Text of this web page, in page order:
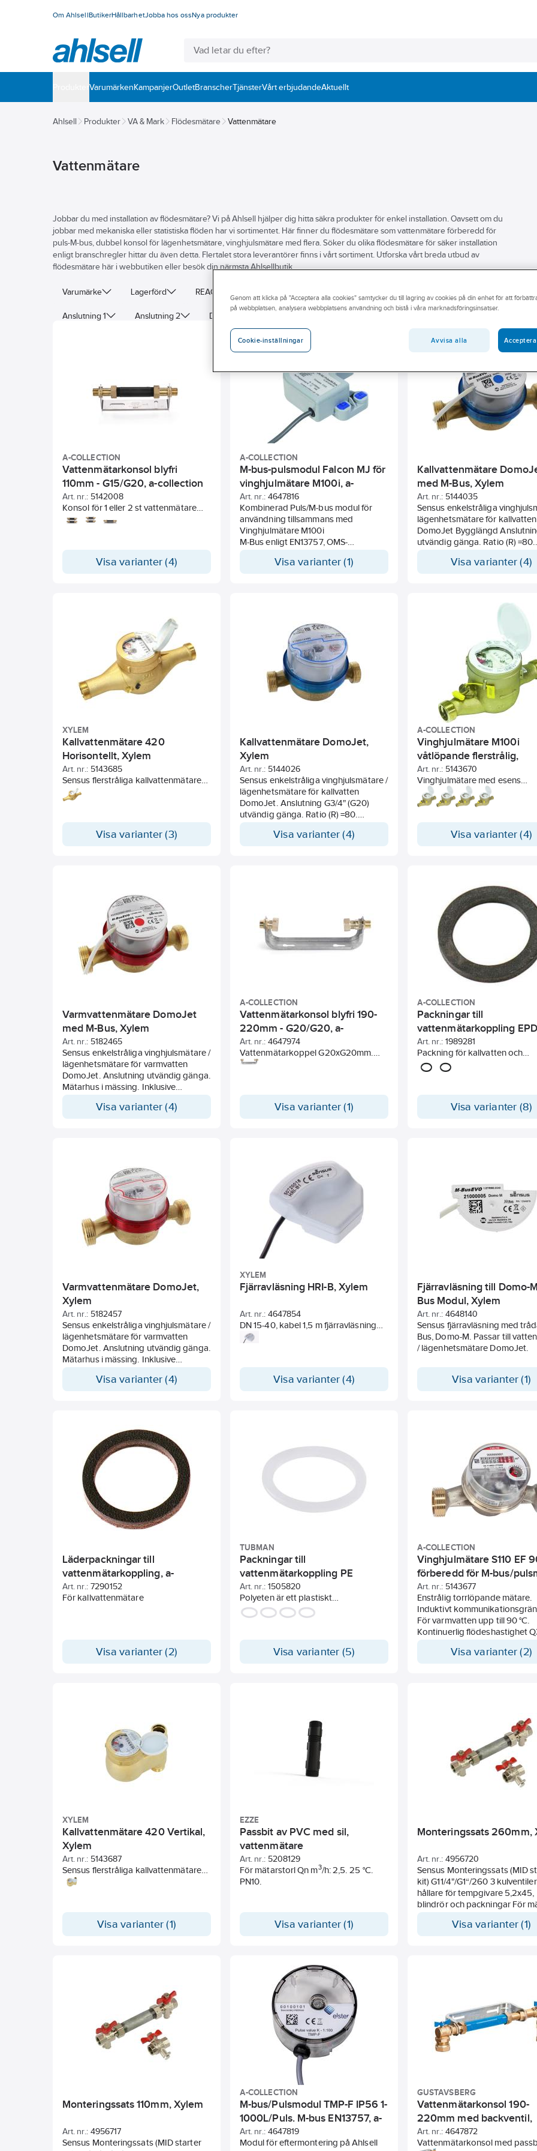
Om AhlsellButikerHållbarhetJobba hos ossNya produkter
VarumärkenKampanjerOutletBranscherTjänsterVårt erbjudandeAktuellt
Ahlsell Produkter VA & Mark Flödesmätare Vattenmätare
Vattenmätare
Jobbar du med installation av flödesmätare? Vi på Ahlsell hjälper dig hitta säkra produkter för enkel installation. Oavsett om du
jobbar med mekaniska eller statistiska flöden har vi sortimentet. Här finner du flödesmätare som vattenmätare förberedd för
puls-M-bus, dubbel konsol för lägenhetsmätare, vinghjulsmätare med flera. Söker du olika flödesmätare för säker installation
enligt branschregler hittar du även detta. Flertalet stora leverantörer finns i vårt sortiment. Utforska vårt breda utbud av
flödesmätare här i webbutiken eller besök din närmsta Ahlsellbutik.
Varumärke Lagerförd REACH – Fri från Kandidatämne
Anslutning 1 Anslutning 2 Dimension anslutning 1
Tryckklass Material hus/kapsling/stomme Permanent flöde (Q3)
A-COLLECTION
Vattenmätarkonsol blyfri
110mm - G15/G20, a-collection
Art. nr.: 5142008
Konsol för 1 eller 2 st vattenmätare
med bygglängd 110mm Q3-2,5, med
eller hög 50mm modell med
Visa varianter (4)
A-COLLECTION
M-bus-pulsmodul Falcon MJ för
vinghjulmätare M100i, a-
collection
Art. nr.: 4647816
Kombinerad Puls/M-bus modul för
användning tillsammans med
Vinghjulmätare M100i
M-Bus enligt EN13757, OMS-
Pulsutgång (enligt ISO22158) kan
Visa varianter (1)
Kallvattenmätare
med M-Bus, Xylem
Art. nr.: 5144035
Sensus enkelstråliga
lägenhetsmätare för kallvatten
DomoJet Bygglängd
utvändig gänga. Ratio (R) =80.
inloppssil och packningar.
Visa varianter (4)
XYLEM
Kallvattenmätare 420
Horisontellt, Xylem
Art. nr.: 5143685
Sensus flerstråliga kallvattenmätare
420 för horisontellt montage.
Anslutning utvändig gänga.
Förberedd för fjärrövervakning mha
Visa varianter (3)
Kallvattenmätare DomoJet,
Xylem
Art. nr.: 5144026
Sensus enkelstråliga vinghjulsmätare /
lägenhetsmätare för kallvatten
DomoJet. Anslutning G3/4" (G20)
utvändig gänga. Ratio (R) =80.
inloppssil och packningar. Förberedd
Visa varianter (4)
A-COLLECTION
Vinghjulmätare M100i
våtlöpande flerstrålig,
förberedd för puls-M-bus
Art. nr.: 5143670
Vinghjulmätare med esens
kommunikationsgränssnitt, kan
kompletteras med Falcon MJ M-
EU-typintyg (MID) upp till
Visa varianter (4)
Varmvattenmätare DomoJet
med M-Bus, Xylem
Art. nr.: 5182465
Sensus enkelstråliga vinghjulsmätare /
lägenhetsmätare för varmvatten
DomoJet. Anslutning utvändig gänga.
Mätarhus i mässing. Inklusive
Sensus fjärravläsning med trådad M-
Visa varianter (4)
A-COLLECTION
Vattenmätarkonsol blyfri 190-
220mm - G20/G20, a-
collection
Art. nr.: 4647974
Vattenmätarkoppel G20xG20mm.
Konsol i rostfritt stål. Används till
Visa varianter (1)
A-COLLECTION
Packningar till
vattenmätarkoppling
Art. nr.: 1989281
Packning för kallvatten och
varmvattenmätare EPDM.
Visa varianter (8)
Varmvattenmätare DomoJet,
Xylem
Art. nr.: 5182457
Sensus enkelstråliga vinghjulsmätare /
lägenhetsmätare för varmvatten
DomoJet. Anslutning utvändig gänga.
Mätarhus i mässing. Inklusive
för Sensus fjärravläsning med puls,
Visa varianter (4)
XYLEM
Fjärravläsning HRI-B, Xylem
Art. nr.: 4647854
DN 15-40, kabel 1,5 m fjärravläsning
pulsgivare & M-bus 420 och 620.
Visa varianter (4)
Fjärravläsning till Domo-
Bus Modul, Xylem
Art. nr.: 4648140
Sensus fjärravläsning med
Bus, Domo-M. Passar till
/ lägenhetsmätare DomoJet.
Visa varianter (1)
Läderpackningar till
vattenmätarkoppling, a-
collection
Art. nr.: 7290152
För kallvattenmätare
Visa varianter (2)
TUBMAN
Packningar till
vattenmätarkoppling PE
Art. nr.: 1505820
Polyeten är ett plastiskt
tätningsmaterial
Med god kemikaliebeständighet ,
Användningsområden: rörtätningar
Visa varianter (5)
A-COLLECTION
Vinghjulmätare S110 EF
förberedd för M-bus/
a-collection
Art. nr.: 5143677
Enstrålig torrlöpande mätare.
Induktivt
För varmvatten upp till 90 °C.
Kontinuerlig flödeshastighet
För fjärravläsning med M-bus/
Visa varianter (2)
XYLEM
Kallvattenmätare 420 Vertikal,
Xylem
Art. nr.: 5143687
Sensus flerstråliga kallvattenmätare
420 för montering vertikalt i
inloppssil och packningar.
Visa varianter (1)
EZZE
Passbit av PVC med sil,
vattenmätare
Art. nr.: 5208129
För mätarstorl Qn m3/h: 2,5. 25 °C.
PN10.
Visa varianter (1)
Monteringssats 260mm,
Art. nr.: 4956720
Sensus Monteringssats (MID
kit) G11/4"/G1“/260 3
hållare för tempgivare 5,2x45,
blindrör och packningar För
byggländ 260 mm. Anslutning
Visa varianter (1)
Monteringssats 110mm, Xylem
Art. nr.: 4956717
Sensus Monteringssats (MID starter
A-COLLECTION
M-bus/Pulsmodul TMP-F IP56 1-
1000L/Puls. M-bus EN13757, a-
collection
Art. nr.: 4647819
Modul för eftermontering på Ahlsell
GUSTAVSBERG
Vattenmätarkonsol 190-
220mm med backventil,
Vatette
Art. nr.: 4647872
Vattenmätarkonsol med
Genom att klicka på "Acceptera alla cookies" samtycker du till lagring av cookies på din enhet för att
på webbplatsen, analysera webbplatsens användning och bistå i våra marknadsföringsinsatser.
Cookie-inställningar Avvisa alla